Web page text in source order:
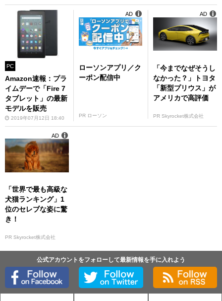
PC
Amazon速報：プラ
イムデーで「Fire 7
タブレット」の最新
モデルを販売
2019年07月12日 18:40
ローソンアプリ／ク
ーポン配信中
PR ローソン
AD
「今までなぜそうし
なかった？」トヨタ
「新型プリウス」が
アメリカで高評価
PR Skyrocket株式会社
AD
「世界で最も高級な
犬猫ランキング」1
位のセレブな姿に驚
き！
PR Skyrocket株式会社
AD
公式アカウントをフォローして最新情報を手に入れよう